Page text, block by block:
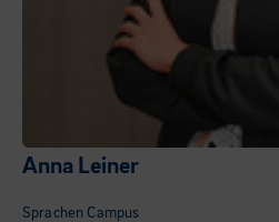
Anna Leiner
Sprachen Campus